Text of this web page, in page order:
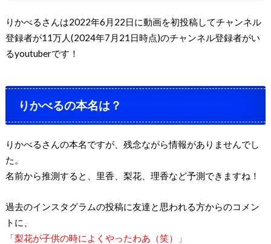
りかべるさんは2022年6月22日に動画を初投稿してチャンネル
登録者が11万人(2024年7月21日時点)のチャンネル登録者がい
るyoutuberです！
りかべるの本名は？
りかべるさんの本名ですが、残念ながら情報がありませんでし
た。
名前から推測すると、里香、梨花、理香など予測できますね！
過去のインスタグラムの投稿に友達と思われる方からのコメン
トに、
「梨花が子供の時によくやったわあ（笑）」